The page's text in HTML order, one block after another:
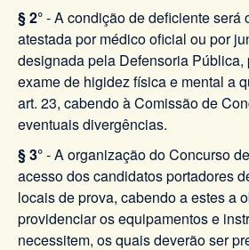
§ 2°- A condição de deficiente será
atestada por médico oficial ou por
designada pela Defensoria Pública,
exame de higidez física e mental a
art. 23, cabendo à Comissão de
eventuais divergências.
§ 3°- A organização do Concurso
acesso dos candidatos portadores
locais de prova, cabendo a estes a
providenciar os equipamentos e
necessitem, os quais deverão ser